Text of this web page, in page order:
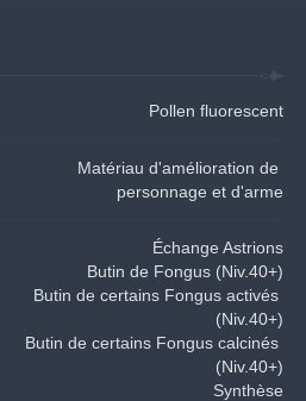
Pollen fluorescent
Matériau d'amélioration de
personnage et d'arme
Échange Astrions
Butin de Fongus (Niv.40+)
Butin de certains Fongus activés
(Niv.40+)
Butin de certains Fongus calcinés
(Niv.40+)
Synthèse